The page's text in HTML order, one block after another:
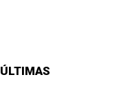
ÚLTIMAS